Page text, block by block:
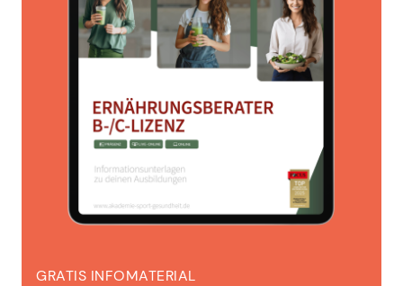
GRATIS INFOMATERIAL